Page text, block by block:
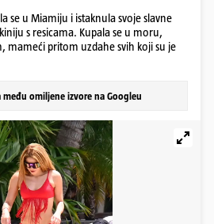
se u Miamiju i istaknula svoje slavne
s resicama. Kupala se u moru,
mameći pritom uzdahe svih koji su je
među omiljene izvore na Googleu